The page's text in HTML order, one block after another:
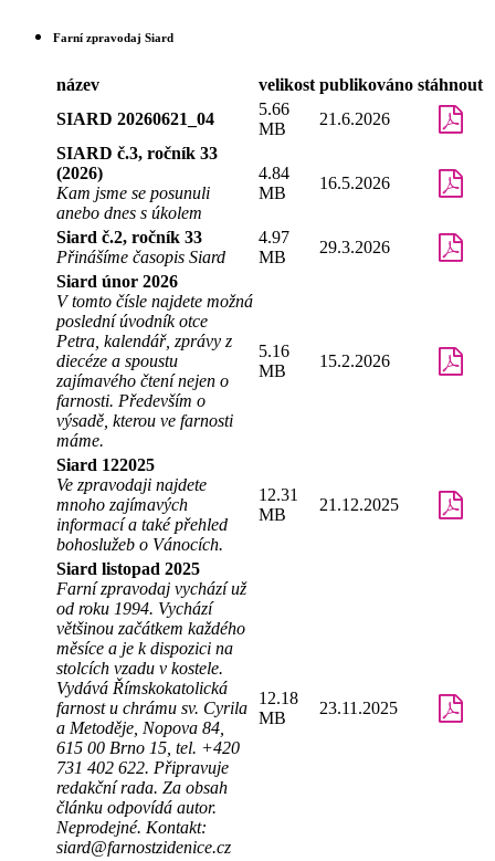
Farní zpravodaj Siard
název velikost publikováno stáhnout
SIARD 20260621_04
5.66
MB
21.6.2026
SIARD č.3, ročník 33
(2026)
Kam jsme se posunuli
anebo dnes s úkolem
4.84
MB
16.5.2026
Siard č.2, ročník 33
Přinášíme časopis Siard
4.97
MB
29.3.2026
Siard únor 2026
V tomto čísle najdete možná
poslední úvodník otce
Petra, kalendář, zprávy z
diecéze a spoustu
zajímavého čtení nejen o
farnosti. Především o
výsadě, kterou ve farnosti
máme.
5.16
MB
15.2.2026
Siard 122025
Ve zpravodaji najdete
mnoho zajímavých
informací a také přehled
bohoslužeb o Vánocích.
12.31
MB
21.12.2025
Siard listopad 2025
Farní zpravodaj vychází už
od roku 1994. Vychází
většinou začátkem každého
měsíce a je k dispozici na
stolcích vzadu v kostele.
Vydává Římskokatolická
farnost u chrámu sv. Cyrila
a Metoděje, Nopova 84,
615 00 Brno 15, tel. +420
731 402 622. Připravuje
redakční rada. Za obsah
článku odpovídá autor.
Neprodejné. Kontakt:
siard@farnostzidenice.cz
12.18
MB
23.11.2025